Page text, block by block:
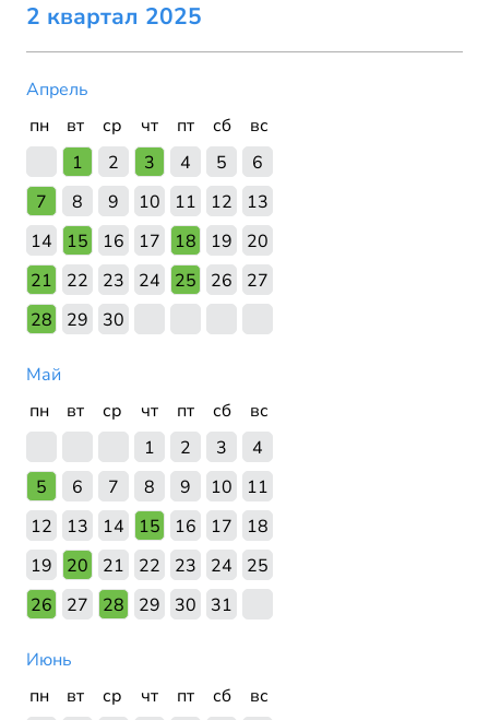
2 квартал 2025
Апрель
пн
вт ср чт пт сб
вс
1
2 3 4 5
6
7
8 9 10 11 12
13
14
15 16 17 18 19
20
21
22 23 24 25 26
27
28
29 30
Май
пн
вт ср чт пт сб
вс
1
2 3
4
5
6 7 8 9 10
11
12
13 14 15 16 17
18
19
20 21 22 23 24
25
26
27 28 29 30 31
Июнь
пн
вт ср чт пт сб
вс